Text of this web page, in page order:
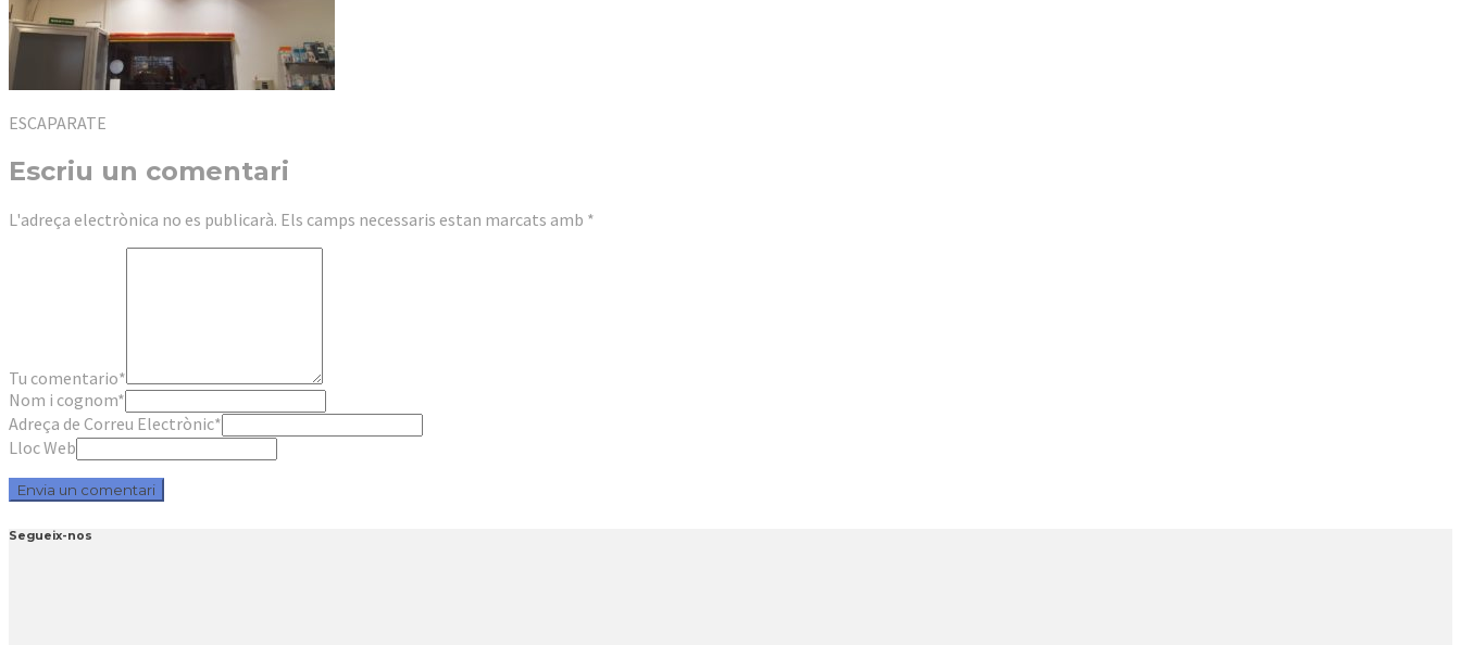
ESCAPARATE
Escriu un comentari
L'adreça electrònica no es publicarà. Els camps necessaris estan marcats amb *
Tu comentario*
Nom i cognom*
Adreça de Correu Electrònic*
Lloc Web
Segueix-nos